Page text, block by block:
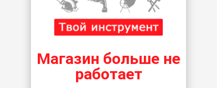
Магазин больше не
работает